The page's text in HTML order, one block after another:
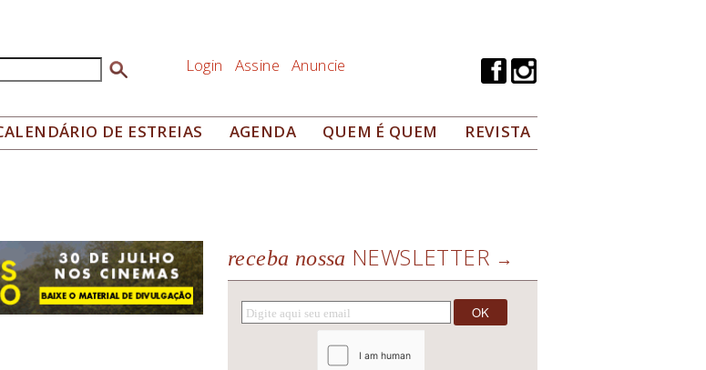
busca Login Assine Anuncie
DE ESTREIAS AGENDA QUEM É QUEM REVISTA
receba nossa NEWSLETTER